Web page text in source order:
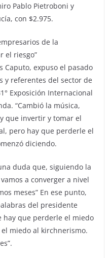
Pablo Pietroboni y
con $2.975.
de la
el riesgo”
Caputo, expuso el pasado
y referentes del sector de
Exposición Internacional
“Cambió la música,
que invertir y tomar el
pero hay que perderle el
diciendo.
duda que, siguiendo la
a converger a nivel
meses” En ese punto,
del presidente
hay que perderle el miedo
miedo al kirchnerismo.